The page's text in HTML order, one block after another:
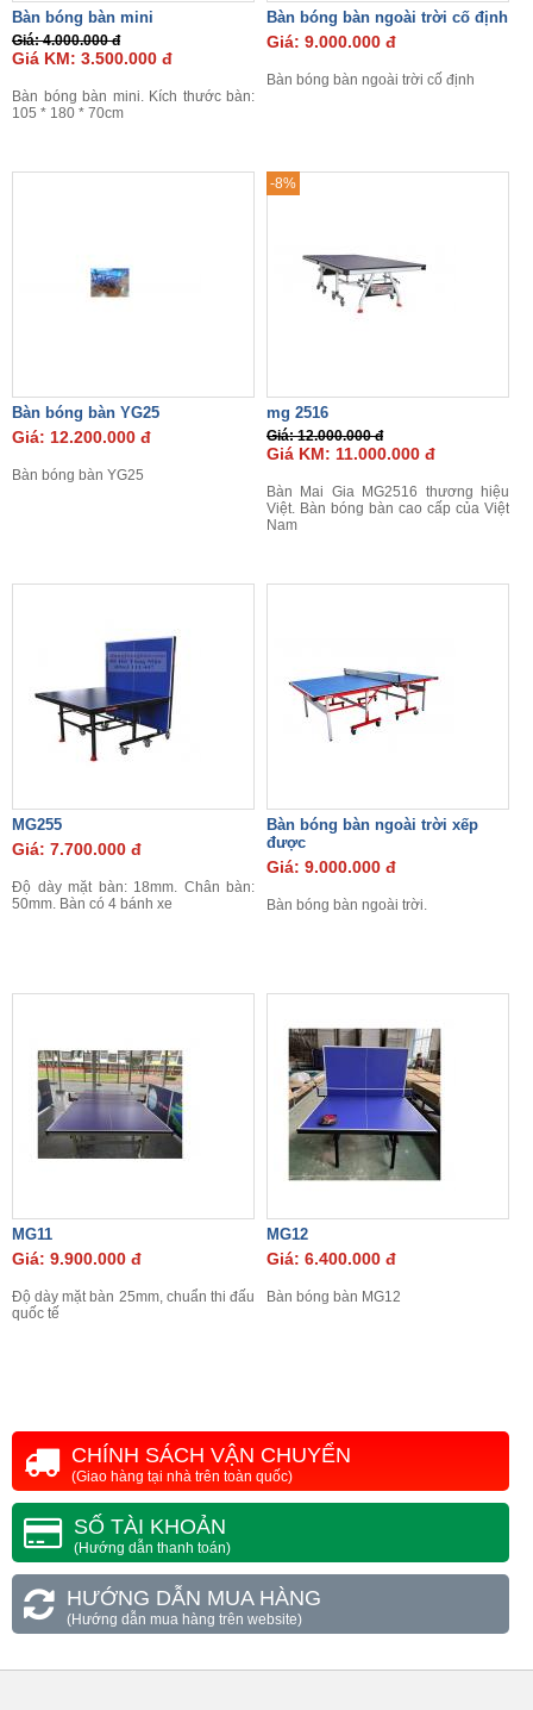
Bàn bóng bàn mini
Giá: 4.000.000 đ
Giá KM: 3.500.000 đ
Bàn bóng bàn mini. Kích thước bàn:
105 * 180 * 70cm
Bàn bóng bàn ngoài trời cố định
Giá: 9.000.000 đ
Bàn bóng bàn ngoài trời cố định
Bàn bóng bàn YG25
Giá: 12.200.000 đ
Bàn bóng bàn YG25
-8%
mg 2516
Giá: 12.000.000 đ
Giá KM: 11.000.000 đ
Bàn Mai Gia MG2516 thương hiệu
Việt. Bàn bóng bàn cao cấp của Việt
Nam
MG255
Giá: 7.700.000 đ
Độ dày mặt bàn: 18mm. Chân bàn:
50mm. Bàn có 4 bánh xe
Bàn bóng bàn ngoài trời xếp
được
Giá: 9.000.000 đ
Bàn bóng bàn ngoài trời.
MG11
Giá: 9.900.000 đ
Độ dày mặt bàn 25mm, chuẩn thi đấu
quốc tế
MG12
Giá: 6.400.000 đ
Bàn bóng bàn MG12
CHÍNH SÁCH VẬN CHUYỂN
(Giao hàng tại nhà trên toàn quốc)
SỐ TÀI KHOẢN
(Hướng dẫn thanh toán)
HƯỚNG DẪN MUA HÀNG
(Hướng dẫn mua hàng trên website)